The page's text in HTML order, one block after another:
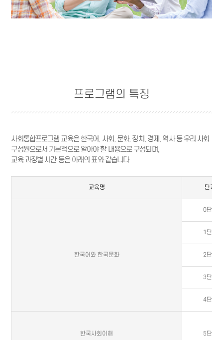
프로그램의 특징
사회통합프로그램 교육은 한국어, 사회, 문화, 정치, 경제, 역사 등 우리 사회
구성원으로서 기본적으로 알아야 할 내용으로 구성되며,
교육 과정별 시간 등은 아래의 표와 같습니다.
교육명 단계
한국어와 한국문화
0단계
1단계
2단계
3단계
4단계
한국사회이해 5단계